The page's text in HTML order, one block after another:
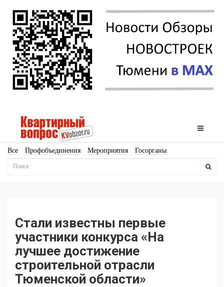
Все Профобъединения Мероприятия Госорганы
Новостройки
Ещё
Стали известны первые
участники конкурса «На
лучшее достижение
строительной отрасли
Тюменской области»